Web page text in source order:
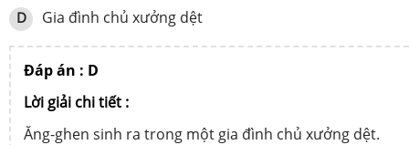
D Gia đình chủ xưởng dệt
Đáp án : D
Lời giải chi tiết :
Ăng-ghen sinh ra trong một gia đình chủ xưởng dệt.